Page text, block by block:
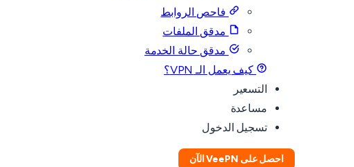
فاحص الروابط
مدقق الملفات
مدقق حالة الخدمة
كيف يعمل الـ VPN؟
التسعير
مساعدة
تسجيل الدخول
احصل على VeePN الآن